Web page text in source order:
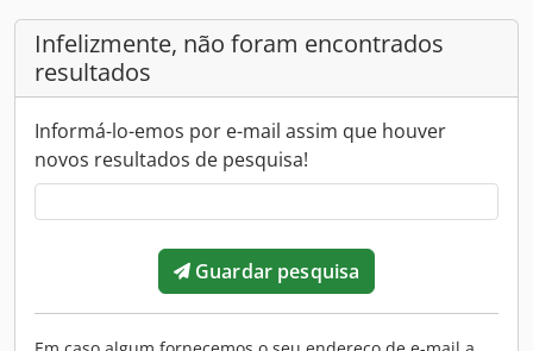
Infelizmente, não foram encontrados
resultados
Informá-lo-emos por e-mail assim que houver
novos resultados de pesquisa!
Guardar pesquisa